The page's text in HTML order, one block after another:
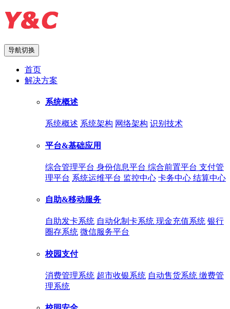
导航切换
首页
解决方案
系统概述
系统概述 系统架构 网络架构 识别技术
平台&基础应用
综合管理平台 身份信息平台 综合前置平台 支付管
理平台 系统运维平台 监控中心 卡务中心 结算中心
自助&移动服务
自助发卡系统 自动化制卡系统 现金充值系统 银行
圈存系统 微信服务平台
校园支付
消费管理系统 超市收银系统 自动售货系统 缴费管
理系统